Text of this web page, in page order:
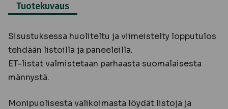
Tuotekuvaus
Sisustuksessa huoliteltu ja viimeistelty lopputulos
tehdään listoilla ja paneeleilla.
ET-listat valmistetaan parhaasta suomalaisesta
männystä.
Monipuolisesta valikoimasta löydät listoja ja